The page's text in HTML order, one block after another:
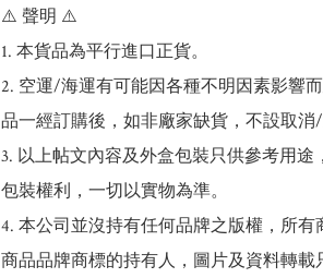
⚠️ 聲明 ⚠️
1. 本貨品為平行進口正貨。
2. 空運/海運有可能因各種不明因素影響
品一經訂購後，如非廠家缺貨，不設取消/
3. 以上帖文內容及外盒包裝只供參考用途
包裝權利，一切以實物為準。
4. 本公司並沒持有任何品牌之版權，所有
商品品牌商標的持有人，圖片及資料轉載